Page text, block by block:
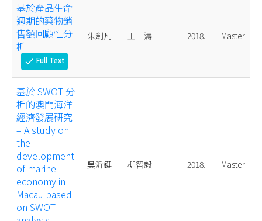
基於產品生命
週期的藥物銷
售額回顧性分
析
check Full Text
朱劍凡 王一濤 2018. Master
基於 SWOT 分
析的澳門海洋
經濟發展研究
= A study on
the
development
of marine
economy in
Macau based
on SWOT
吳沂鍵 柳智毅 2018. Master